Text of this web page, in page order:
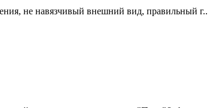
не навязчивый внешний вид, правильный г..